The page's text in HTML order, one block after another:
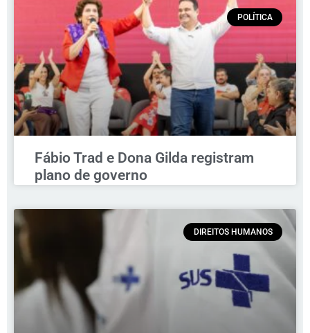
POLÍTICA
Fábio Trad e Dona Gilda registram
plano de governo
DIREITOS HUMANOS